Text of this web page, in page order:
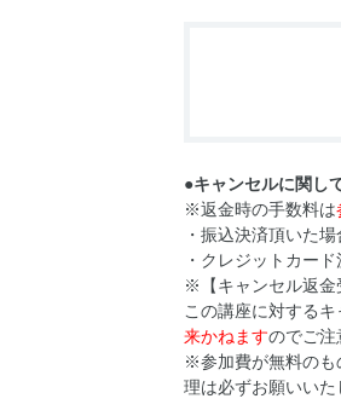
●キャンセルに関し
※返金時の手数料は
・振込決済頂いた
・クレジットカー
※【キャンセル返金
この講座に対する
来かねますのでご注
※参加費が無料のも
理は必ずお願いいた